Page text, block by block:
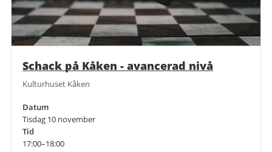
Schack på Kåken - avancerad nivå
Kulturhuset Kåken
Datum
Tisdag 10 november
Tid
17:00–18:00